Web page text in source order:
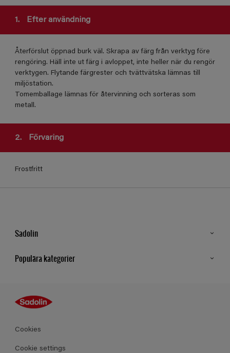
1. Efter användning
Återförslut öppnad burk väl. Skrapa av färg från verktyg före
rengöring. Häll inte ut färg i avloppet, inte heller när du rengör
verktygen. Flytande färgrester och tvättvätska lämnas till
miljöstation.
Tomemballage lämnas för återvinning och sorteras som
metall.
2. Förvaring
Frostfritt
Sadolin
Populära kategorier
Kulörer
Produkter
Cookies
Cookie settings